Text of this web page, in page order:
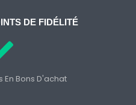
DE FIDÉLITÉ
Bons D'achat